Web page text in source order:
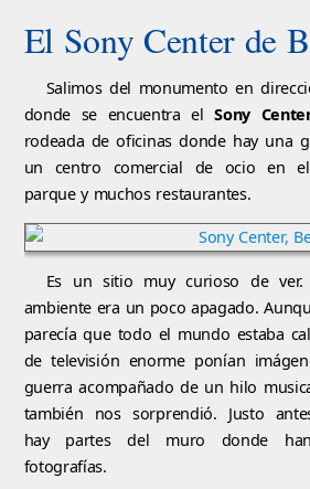
El Sony Center de
Salimos del monumento en
donde se encuentra elSony
rodeada de oficinas donde hay una
un centro comercial de ocio en
parque y muchos restaurantes.
Es un sitio muy curioso de ver.
ambiente era un poco apagado.
parecía que todo el mundo estaba
de televisión enorme ponían
guerra acompañado de un hilo
también nos sorprendió. Justo
hay partes del muro donde
fotografías.